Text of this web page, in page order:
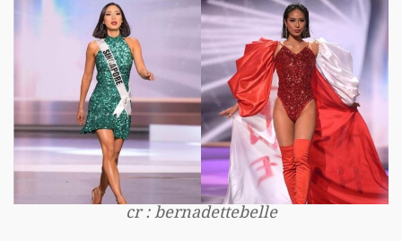
cr : bernadettebelle